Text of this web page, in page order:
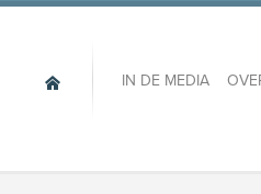
IN DE MEDIA